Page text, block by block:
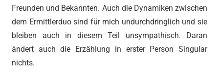
Freunden und Bekannten. Auch die Dynamiken zwischen
dem Ermittlerduo sind für mich undurchdringlich und sie
bleiben auch in diesem Teil unsympathisch. Daran
ändert auch die Erzählung in erster Person Singular
nichts.